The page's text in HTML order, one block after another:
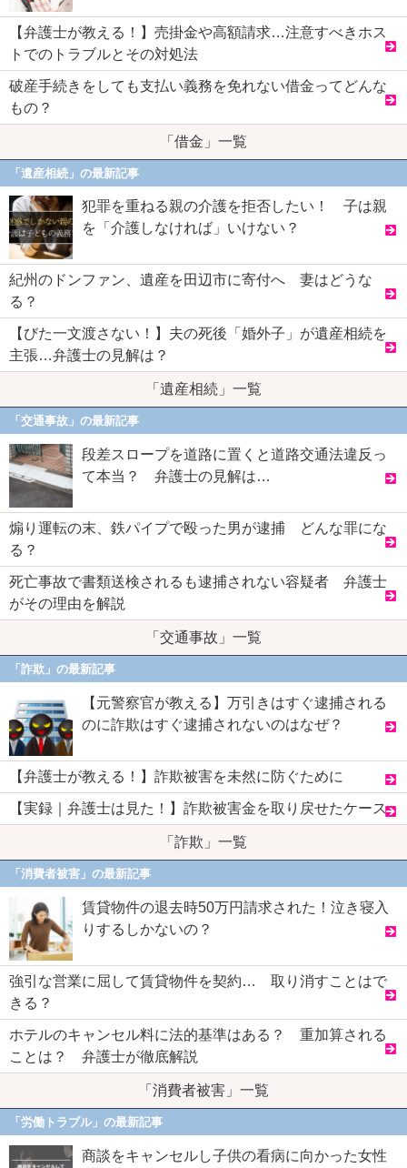
【弁護士が教える！】売掛金や高額請求…注意すべきホス
トでのトラブルとその対処法
破産手続きをしても支払い義務を免れない借金ってどんな
もの？
「借金」一覧
「遺産相続」の最新記事
犯罪を重ねる親の介護を拒否したい！ 子は親
を「介護しなければ」いけない？
紀州のドンファン、遺産を田辺市に寄付へ 妻はどうな
る？
【びた一文渡さない！】夫の死後「婚外子」が遺産相続を
主張…弁護士の見解は？
「遺産相続」一覧
「交通事故」の最新記事
段差スロープを道路に置くと道路交通法違反っ
て本当？ 弁護士の見解は…
煽り運転の末、鉄パイプで殴った男が逮捕 どんな罪にな
る？
死亡事故で書類送検されるも逮捕されない容疑者 弁護士
がその理由を解説
「交通事故」一覧
「詐欺」の最新記事
【元警察官が教える】万引きはすぐ逮捕される
のに詐欺はすぐ逮捕されないのはなぜ？
【弁護士が教える！】詐欺被害を未然に防ぐために
【実録｜弁護士は見た！】詐欺被害金を取り戻せたケース
「詐欺」一覧
「消費者被害」の最新記事
賃貸物件の退去時50万円請求された！泣き寝入
りするしかないの？
強引な営業に屈して賃貸物件を契約… 取り消すことはで
きる？
ホテルのキャンセル料に法的基準はある？ 重加算される
ことは？ 弁護士が徹底解説
「消費者被害」一覧
「労働トラブル」の最新記事
商談をキャンセルし子供の看病に向かった女性